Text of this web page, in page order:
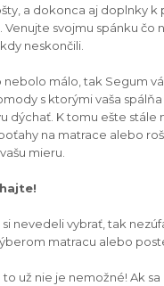
a dokonca aj doplnky k
Venujte svojmu spánku čo
neskončili.
nebolo málo, tak Segum
s ktorými vaša
dýchať. K tomu ešte stále
na matrace alebo
mieru.
nevedeli vybrať, tak
matracu alebo
to už nie je nemožné! Ak